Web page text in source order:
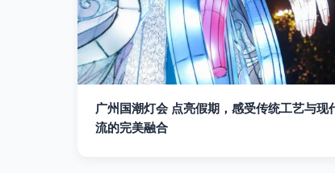
广州国潮灯会 点亮假期，感受传统工艺与现
流的完美融合